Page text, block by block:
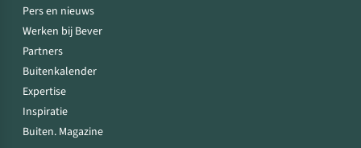
Pers en nieuws
Werken bij Bever
Partners
Buitenkalender
Expertise
Inspiratie
Buiten. Magazine